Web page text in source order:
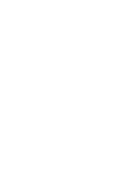
Un segundo
pantalladora
de
Málaga en